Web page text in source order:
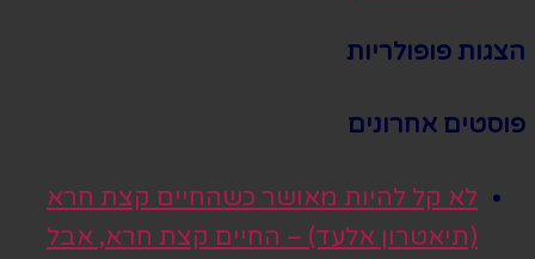
הצגות פופולריות
פוסטים אחרונים
לא קל להיות מאושר כשהחיים קצת חרא
(תיאטרון אלעד) – החיים קצת חרא, אבל